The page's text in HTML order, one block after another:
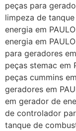
peças para
limpeza de
energia em
energia em
para geradores
peças stemac em
peças cummins
geradores em
em gerador de
de controlador
tanque de